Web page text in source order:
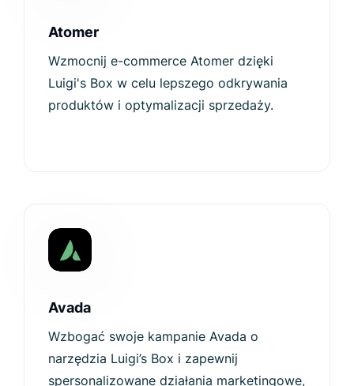
Atomer
Wzmocnij e-commerce Atomer dzięki
Luigi's Box w celu lepszego odkrywania
produktów i optymalizacji sprzedaży.
Avada
Wzbogać swoje kampanie Avada o
narzędzia Luigi’s Box i zapewnij
spersonalizowane działania marketingowe,